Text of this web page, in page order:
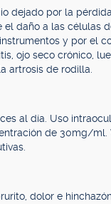
dejado por la
el daño a las células
y por el
ojo seco crónico,
artrosis de rodilla.
al día. Uso
de 30mg/ml.
dolor e